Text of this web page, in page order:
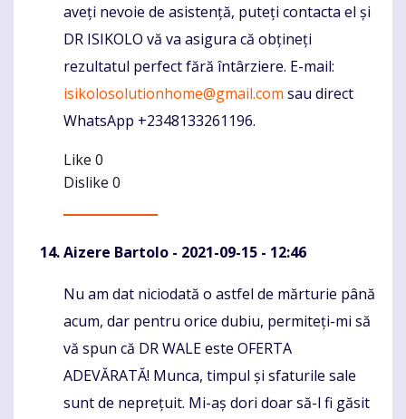
aveți nevoie de asistență, puteți contacta el și
DR ISIKOLO vă va asigura că obțineți
rezultatul perfect fără întârziere. E-mail:
isikolosolutionhome@gmail.com sau direct
WhatsApp +2348133261196.
Like 0
Dislike 0
Aizere Bartolo - 2021-09-15 - 12:46
Komentaras
Nu am dat niciodată o astfel de mărturie până
acum, dar pentru orice dubiu, permiteți-mi să
vă spun că DR WALE este OFERTA
ADEVĂRATĂ! Munca, timpul și sfaturile sale
sunt de neprețuit. Mi-aș dori doar să-l fi găsit